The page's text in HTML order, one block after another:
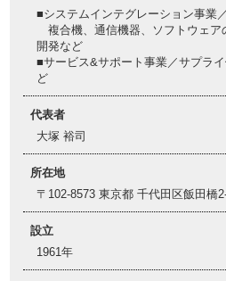
■システムインテグレーション事業
複合機、通信機器、ソフトウェア
開発など
■サービス&サポート事業／サプラ
ど
代表者
大塚 裕司
所在地
〒102-8573 東京都 千代田区飯田橋
設立
1961年